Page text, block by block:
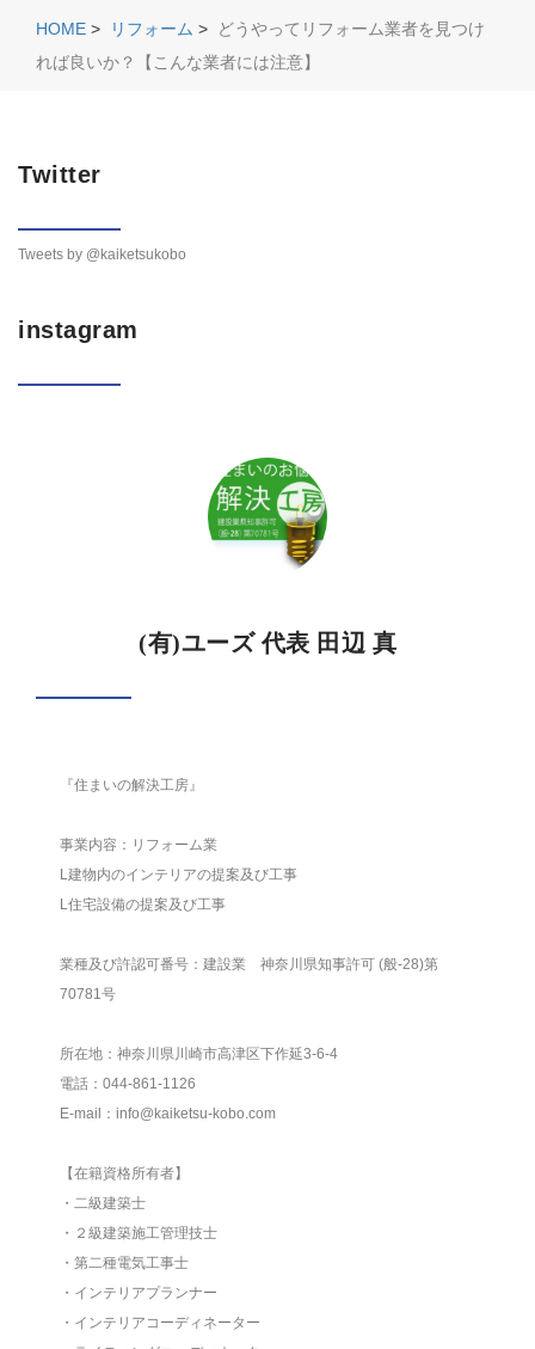
HOME > リフォーム >
どうやってリフォーム業者を見つけ
れば良いか？【こんな業者には注意】
Twitter
Tweets by @kaiketsukobo
instagram
(有)ユーズ 代表 田辺 真
『住まいの解決工房』
事業内容：リフォーム業
L建物内のインテリアの提案及び工事
L住宅設備の提案及び工事
業種及び許認可番号：建設業 神奈川県知事許可 (般-28)第
70781号
所在地：神奈川県川崎市高津区下作延3-6-4
電話：044-861-1126
E-mail：info@kaiketsu-kobo.com
【在籍資格所有者】
・二級建築士
・２級建築施工管理技士
・第二種電気工事士
・インテリアプランナー
・インテリアコーディネーター